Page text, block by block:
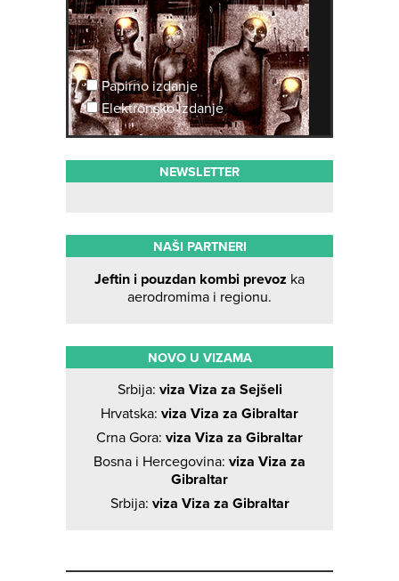
Papirno izdanje
Elektronsko izdanje
NEWSLETTER
NAŠI PARTNERI
Jeftin i pouzdan kombi prevoz ka
aerodromima i regionu.
NOVO U VIZAMA
Srbija: viza Viza za Sejšeli
Hrvatska: viza Viza za Gibraltar
Crna Gora: viza Viza za Gibraltar
Bosna i Hercegovina: viza Viza za
Gibraltar
Srbija: viza Viza za Gibraltar